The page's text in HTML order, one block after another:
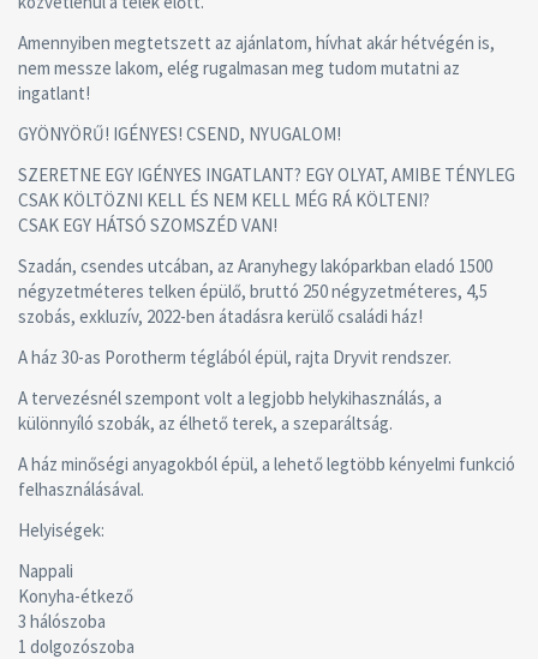
Amennyiben megtetszett az ajánlatom, hívhat akár hétvégén is,
nem messze lakom, elég rugalmasan meg tudom mutatni az
ingatlant!
GYÖNYÖRŰ! IGÉNYES! CSEND, NYUGALOM!
SZERETNE EGY IGÉNYES INGATLANT? EGY OLYAT, AMIBE TÉNYLEG
CSAK KÖLTÖZNI KELL ÉS NEM KELL MÉG RÁ KÖLTENI?
CSAK EGY HÁTSÓ SZOMSZÉD VAN!
Szadán, csendes utcában, az Aranyhegy lakóparkban eladó 1500
négyzetméteres telken épülő, bruttó 250 négyzetméteres, 4,5
szobás, exkluzív, 2022-ben átadásra kerülő családi ház!
A ház 30-as Porotherm téglából épül, rajta Dryvit rendszer.
A tervezésnél szempont volt a legjobb helykihasználás, a
különnyíló szobák, az élhető terek, a szeparáltság.
A ház minőségi anyagokból épül, a lehető legtöbb kényelmi funkció
felhasználásával.
Helyiségek:
Nappali
Konyha-étkező
3 hálószoba
1 dolgozószoba